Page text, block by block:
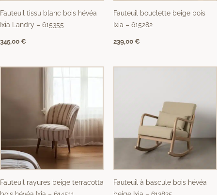
Fauteuil tissu blanc bois hévéa
Ixia Landry – 615355
345,00 €
Fauteuil bouclette beige bois
Ixia – 615282
239,00 €
Fauteuil rayures beige terracotta
Fauteuil à bascule bois hévéa